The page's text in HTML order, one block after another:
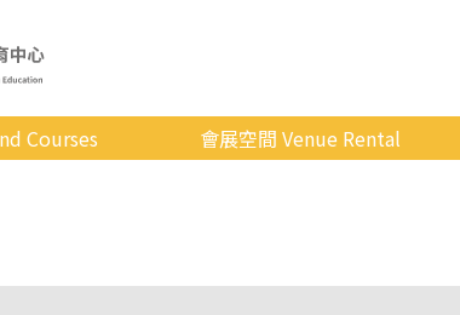
Courses
會展空間 Venue Rental
申請流程